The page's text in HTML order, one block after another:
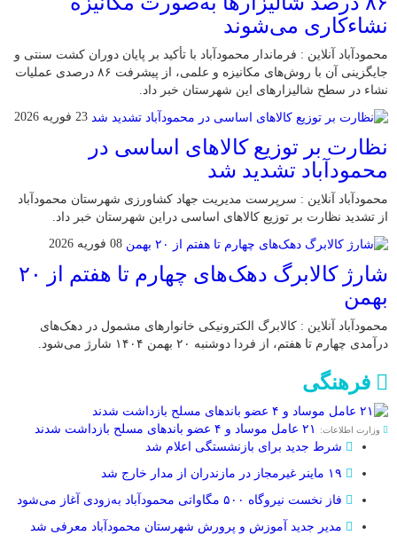
نشاءکاری می‌شوند
محمودآباد آنلاین : فرماندار محمودآباد با تأکید بر پایان دوران کشت سنتی و
جایگزینی آن با روش‌های مکانیزه و علمی، از پیشرفت ۸۶ درصدی عملیات
نشاء در سطح شالیزارهای این شهرستان خبر داد.
23 فوریه 2026
نظارت بر توزیع کالا‌های اساسی در
محمودآباد تشدید شد
محمودآباد آنلاین : سرپرست مدیریت جهاد کشاورزی شهرستان محمودآباد
از تشدید نظارت بر توزیع کالا‌های اساسی دراین شهرستان خبر داد.
08 فوریه 2026
شارژ کالابرگ دهک‌های چهارم تا هفتم از ۲۰
بهمن
محمودآباد آنلاین : کالابرگ الکترونیکی خانوار‌های مشمول در دهک‌های
درآمدی چهارم تا هفتم، از فردا دوشنبه ۲۰ بهمن ۱۴۰۴ شارژ می‌شود.
فرهنگی
وزارت اطلاعات:
۲۱ عامل موساد و ۴ عضو باند‌های مسلح بازداشت شدند
شرط جدید برای بازنشستگی اعلام شد
فاز نخست نیروگاه ۵۰۰ مگاواتی محمودآباد به‌زودی آغاز می‌شود
مدیر جدید آموزش و پرورش شهرستان محمودآباد معرفی شد